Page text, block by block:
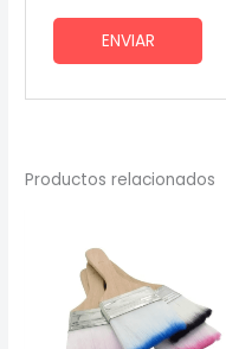
Productos relacionados